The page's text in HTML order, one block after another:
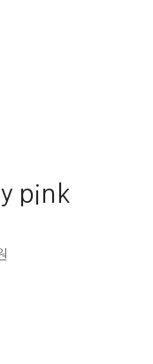
pink